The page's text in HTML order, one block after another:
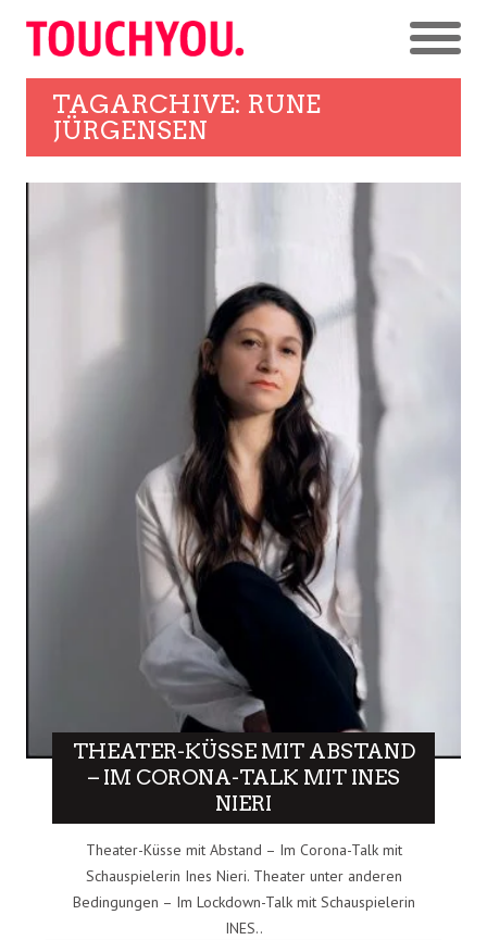
TAGARCHIVE: RUNE
JÜRGENSEN
THEATER-KÜSSE MIT ABSTAND
– IM CORONA-TALK MIT INES
NIERI
Theater-Küsse mit Abstand – Im Corona-Talk mit
Schauspielerin Ines Nieri. Theater unter anderen
Bedingungen – Im Lockdown-Talk mit Schauspielerin
INES..